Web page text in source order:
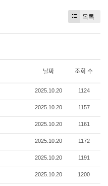
목록
날짜 조회 수
2025.10.20 1124
2025.10.20 1157
2025.10.20 1161
2025.10.20 1172
2025.10.20 1191
2025.10.20 1200